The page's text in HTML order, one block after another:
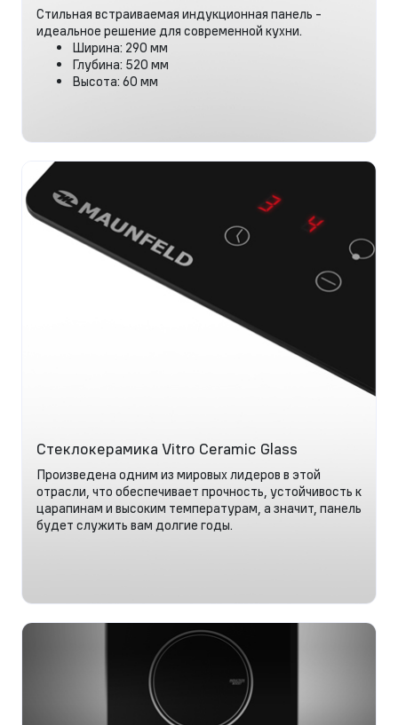
Стильная встраиваемая индукционная панель -
идеальное решение для современной кухни.
Ширина: 290 мм
Глубина: 520 мм
Высота: 60 мм
Стеклокерамика Vitro Ceramic Glass
Произведена одним из мировых лидеров в этой
отрасли, что обеспечивает прочность, устойчивость к
царапинам и высоким температурам, а значит, панель
будет служить вам долгие годы.